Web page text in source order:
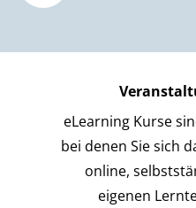
eLearning Kurse
bei denen Sie sich
online,
eigenen